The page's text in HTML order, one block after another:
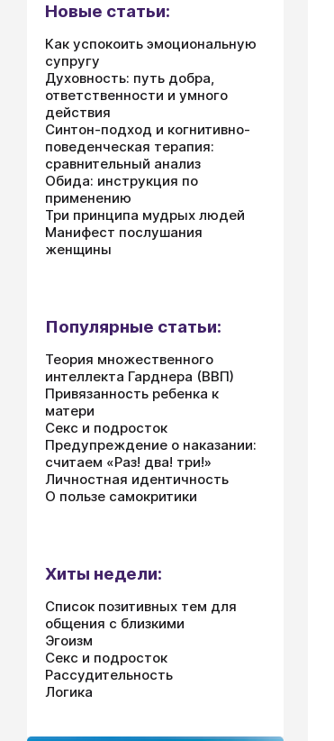
Новые статьи:
Как успокоить эмоциональную
супругу
Духовность: путь добра,
ответственности и умного
действия
Синтон-подход и когнитивно-
поведенческая терапия:
сравнительный анализ
Обида: инструкция по
применению
Три принципа мудрых людей
Манифест послушания
женщины
Популярные статьи:
Теория множественного
интеллекта Гарднера (ВВП)
Привязанность ребенка к
матери
Секс и подросток
Предупреждение о наказании:
считаем «Раз! два! три!»
Личностная идентичность
О пользе самокритики
Хиты недели:
Список позитивных тем для
общения с близкими
Эгоизм
Секс и подросток
Рассудительность
Логика